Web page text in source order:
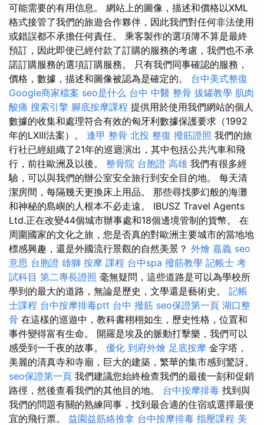
可能需要的有用信息。 網站上的圖像，描述和價格以XML
格式接管了我們的旅遊合作夥伴，因此我們對任何非法使用
或錯誤都不承擔任何責任。 乘客製作的選項簿不算是最終
預訂，因此即使已經付款了訂購的服務的考慮，我們也不承
諾訂購服務的選項訂購服務。 只有我們同事確認的服務，
價格，數據，描述和圖像被認為是確定的。 台中美式整復
Google商家檔案 seo是什么 台中 中醫 整骨 拔罐教學 肌肉
酸痛 搜索引擎 腳底按摩課程 提供用於使用我們網站的個人
數據的收集和處理符合有效的匈牙利數據保護要求（1992
年的LXIII法案）。 逢甲 整骨 北投 整復 撥筋證照 我們的旅
行社已經組織了21年的巡迴演出，其中包括公共汽車和飛
行，前往歐洲及以後。 整骨院 台胞證 高雄 我們有很多經
驗，可以與我們的辦公室安全旅行到安全目的地。 每天清
潔房間，每隔幾天更換床上用品。 那些尋找夢幻般的海灘
和神秘的島嶼的人根本不必走遠。 IBUSZ Travel Agents
Ltd.正在改變44個城市辦事處和18個邊境管制的貨幣。 在
周圍國家的文化之旅，您是否真的對歐洲主要城市的當地地
標感興趣，還是外國流行景觀的自然美景？ 外燴 嘉義 seo
意思 台胞證 雄獅 按摩 課程 台中spa 撥筋教學 記帳士 考
試科目 第二專長證照 毫無疑問，這些道路是可以為學校所
學到的最大的道路，無論是歷史，文學還是藝術史。 記帳
士課程 台中按摩排毒ptt 台中 撥筋 seo保證第一頁 湖口整
骨 在這樣的巡遊中，教科書栩栩如生，歷史性格，位置和
事件變得富有生命。 開羅是埃及的脈動打擊樂，我們可以
感受到一千夜的故事。 優化 到府外燴 足底按摩 金字塔，
美麗的清真寺和寺廟，巨大的建築，繁華的集市感到驚訝。
seo保證第一頁 我們建議您始終檢查我們的最後一刻和促銷
路徑，然後查看我們的其他目的地。 台中按摩排毒 找到與
我們的問題有關的熟練同事，找到最合適的住宿或選擇最便
宜的飛行票。 益園益筋絡推拿 台中按摩排毒 指壓課程 美